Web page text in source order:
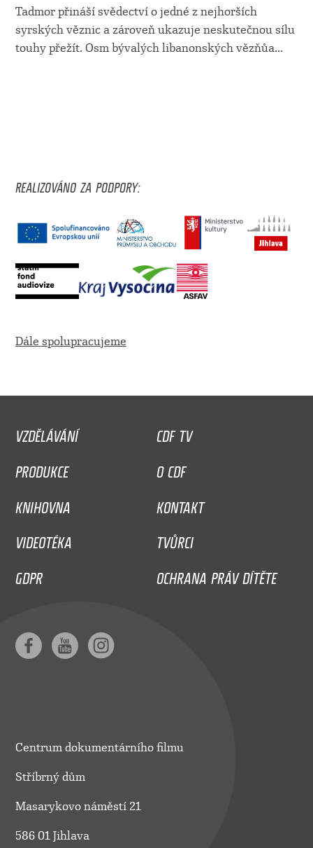
Tadmor přináší svědectví o jedné z nejhorších
syrských věznic a zároveň ukazuje neskutečnou sílu
touhy přežít. Osm bývalých libanonských vězňůa...
REALIZOVÁNO ZA PODPORY:
Dále spolupracujeme
VZDĚLÁVÁNÍ
CDF TV
PRODUKCE
O CDF
KNIHOVNA
KONTAKT
VIDEOTÉKA
TVŮRCI
GDPR
OCHRANA PRÁV DÍTĚTE
Centrum dokumentárního filmu
Stříbrný dům
Masarykovo náměstí 21
586 01 Jihlava